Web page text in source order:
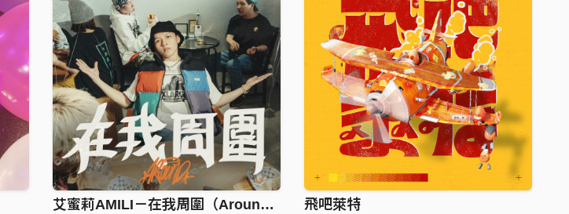
艾蜜莉AMILI－在我周圍（Around） 飛吧萊特